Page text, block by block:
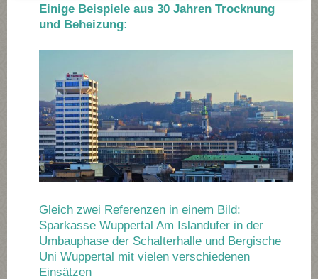
Einige Beispiele aus 30 Jahren Trocknung
und Beheizung:
Gleich zwei Referenzen in einem Bild:
Sparkasse Wuppertal Am Islandufer in der
Umbauphase der Schalterhalle und Bergische
Uni Wuppertal mit vielen verschiedenen
Einsätzen